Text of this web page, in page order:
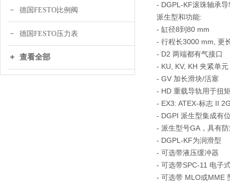
德国FESTO比例阀
德国FESTO压力表
查看全部
- DGPL-KF滚珠轴承
派生型和功能:
- 缸径8到80 mm
- 行程长3000 mm, 更
- D2 两端都有气接口
- KU, KV, KH 夹紧单
- GV 加长滑块/活塞
- HD 重载导轨用于扭
- EX3: ATEX-标志 II
- DGPI 派生型集成有
- 派生型号GA，具有
- DGPL-KF为润滑型
- 可选带液压缓冲器
- 可选带SPC-11 电子
- 可选带 MLO或MME